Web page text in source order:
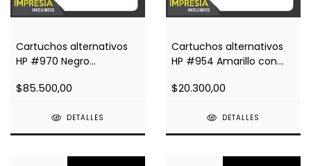
Cartuchos alternativos
HP #970 Negro
X476dw, X451, X576, X551
$85.500,00
DETALLES
Cartuchos alternativos
HP #954 Amarillo con
8210
$20.300,00
DETALLES